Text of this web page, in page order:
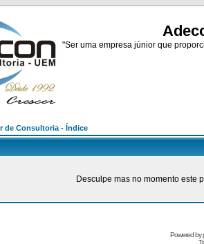
"Ser uma empresa júnior que
de Consultoria - Índice
Desculpe mas no momento este
Powered by